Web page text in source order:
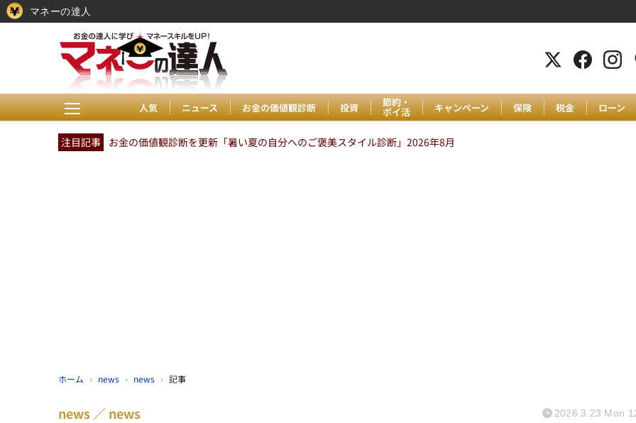
人気 ニュース お金の価値観診断 投資 節約・
ポイ活 キャンペーン 保険 税金 ローン
注目記事 お金の価値観診断を更新「暑い夏の自分へのご褒美スタイル診断」2026年8月
ホーム › news › news › 記事
news news 2026.3.23 Mon
マネーの達人